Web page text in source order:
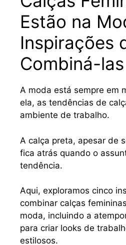
Estão na
Inspirações
Combiná-las
A moda está sempre em
ela, as tendências de
ambiente de trabalho.
A calça preta, apesar de
fica atrás quando o
tendência.
Aqui, exploramos cinco
combinar calças
moda, incluindo a
para criar looks de
estilosos.